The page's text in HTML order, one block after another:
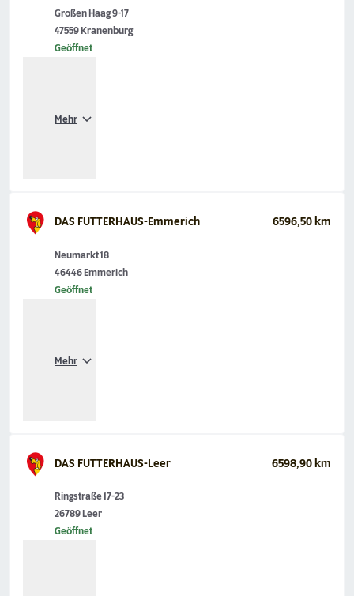
Großen Haag 9-17
47559 Kranenburg
Geöffnet
Mehr
DAS FUTTERHAUS-Emmerich 6596,50 km
Neumarkt 18
46446 Emmerich
Geöffnet
Mehr
DAS FUTTERHAUS-Leer 6598,90 km
Ringstraße 17-23
26789 Leer
Geöffnet